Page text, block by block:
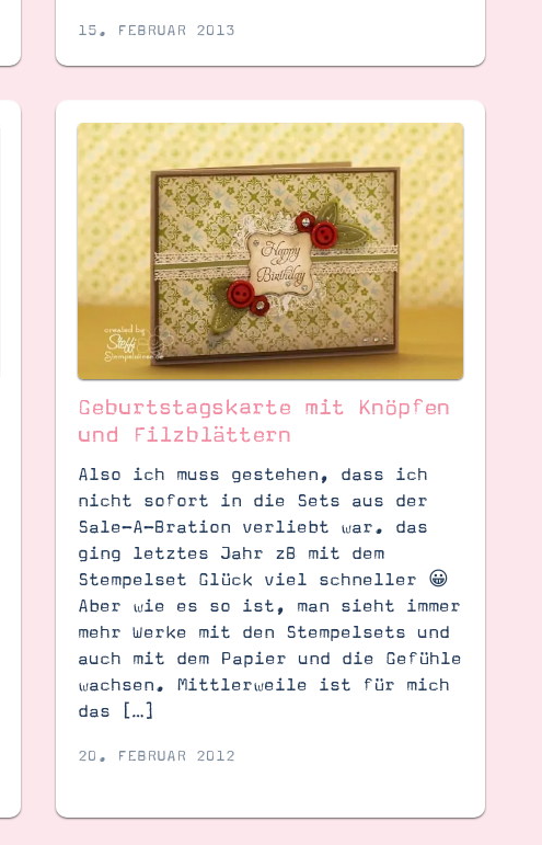
15. FEBRUAR 2013
Geburtstagskarte mit Knöpfen
und Filzblättern
Also ich muss gestehen, dass ich
nicht sofort in die Sets aus der
Sale-A-Bration verliebt war. das
ging letztes Jahr zB mit dem
Stempelset Glück viel schneller 😀
Aber wie es so ist, man sieht immer
mehr Werke mit den Stempelsets und
auch mit dem Papier und die Gefühle
wachsen. Mittlerweile ist für mich
das […]
20. FEBRUAR 2012